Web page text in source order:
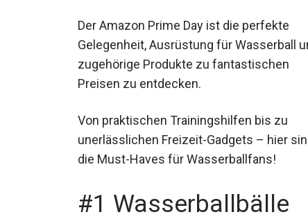
Der Amazon Prime Day ist die perfekte
Gelegenheit, Ausrüstung für Wasserball
zugehörige Produkte zu fantastischen
Preisen zu entdecken.
Von praktischen Trainingshilfen bis zu
unerlässlichen Freizeit-Gadgets – hier
die Must-Haves für Wasserballfans!
#1 Wasserballbälle